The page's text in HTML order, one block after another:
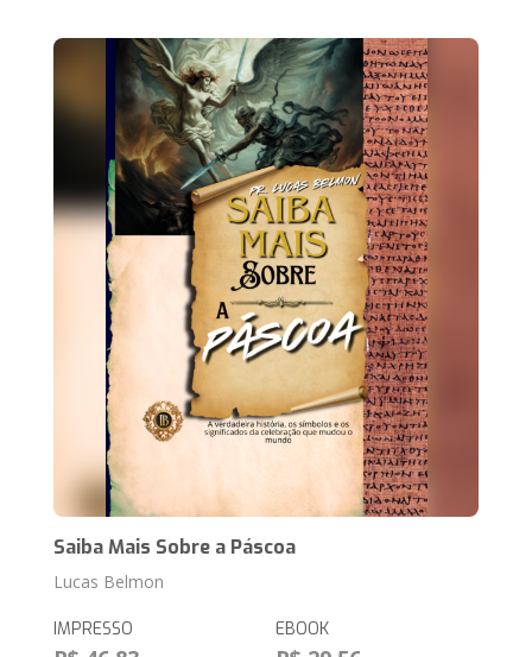
Saiba Mais Sobre a Páscoa
Lucas Belmon
IMPRESSO EBOOK